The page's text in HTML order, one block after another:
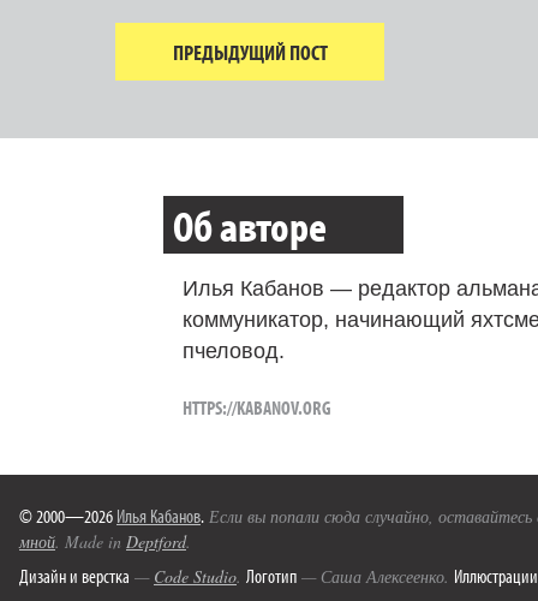
ПРЕДЫДУЩИЙ ПОСТ
Об авторе
Илья Кабанов — редактор
коммуникатор, начинающий
пчеловод.
HTTPS://KABANOV.ORG
© 2000—2026 Илья Кабанов. Если вы попали сюда случайно,
мной. Made in Deptford.
Дизайн и верстка — Code Studio. Логотип — Саша Алексеенко. Иллюстрации